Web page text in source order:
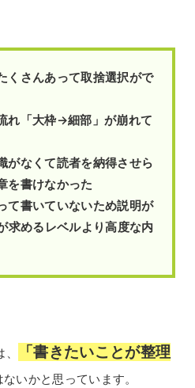
くさんあって取捨選択がで
れ「大枠→細部」が崩れて
がなくて読者を納得させら
を書けなかった
て書いていないため説明が
求めるレベルより高度な内
「書きたいことが整理
いかと思っています。